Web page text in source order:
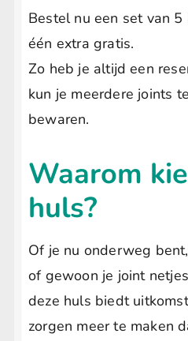
Bestel nu een set van
één extra gratis.
Zo heb je altijd een
kun je meerdere joints
bewaren.
Waarom
huls?
Of je nu onderweg
of gewoon je joint
deze huls biedt
zorgen meer te maken